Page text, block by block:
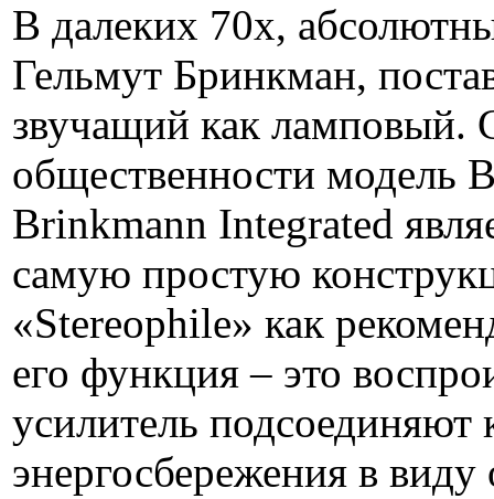
В далеких 70х,
Гельмут Бринкман,
звучащий как ламповый.
общественности модель
Brinkmann Integrated
самую простую
«Stereophile» как
его функция – это
усилитель подсоединяют
энергосбережения в